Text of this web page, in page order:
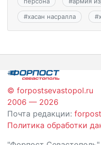
#хасан насралла #
© forpostsevastopol.ru
2006 — 2026
Почта редакции:
Политика обработки